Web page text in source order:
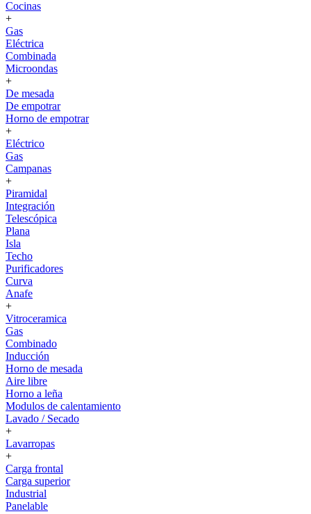
Cocinas
+
Gas
Eléctrica
Combinada
Microondas
+
De mesada
De empotrar
Horno de empotrar
+
Eléctrico
Gas
Campanas
+
Piramidal
Integración
Telescópica
Plana
Isla
Techo
Purificadores
Curva
Anafe
+
Vitroceramica
Gas
Combinado
Inducción
Horno de mesada
Aire libre
Horno a leña
Modulos de calentamiento
Lavado / Secado
+
Lavarropas
+
Carga frontal
Carga superior
Industrial
Panelable